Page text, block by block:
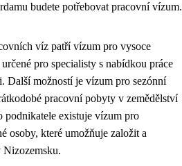
budete potřebovat pracovní vízum.
víz patří vízum pro vysoce
pro specialisty s nabídkou práce
Další možností je vízum pro sezónní
pracovní pobyty v zemědělství
podnikatele existuje vízum pro
osoby, které umožňuje založit a